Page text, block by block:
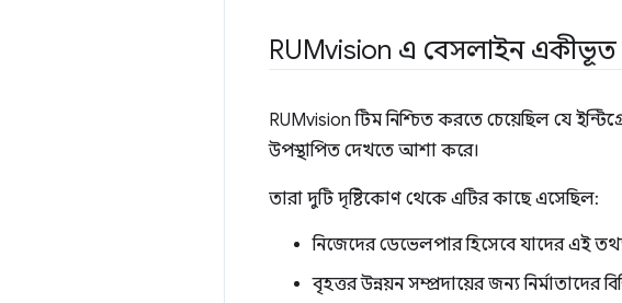
RUMvision এ বেসলাইন একীভূত
RUMvision টিম নিশ্চিত করতে চেয়েছিল যে
উপস্থাপিত দেখতে আশা করে।
তারা দুটি দৃষ্টিকোণ থেকে এটির কাছে এসেছিল:
নিজেদের ডেভেলপার হিসেবে যাদের এই
বৃহত্তর উন্নয়ন সম্প্রদায়ের জন্য নির্মাতাদের